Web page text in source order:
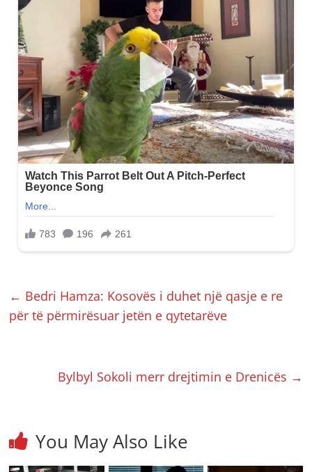
← Bedri Hamza: Kosovës i duhet një qasje e re
për të përmirësuar jetën e qytetarëve
Bylbyl Sokoli merr drejtimin e Drenicës →
You May Also Like